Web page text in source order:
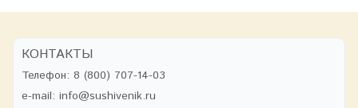
КОНТАКТЫ
Телефон: 8 (800) 707-14-03
e-mail: info@sushivenik.ru